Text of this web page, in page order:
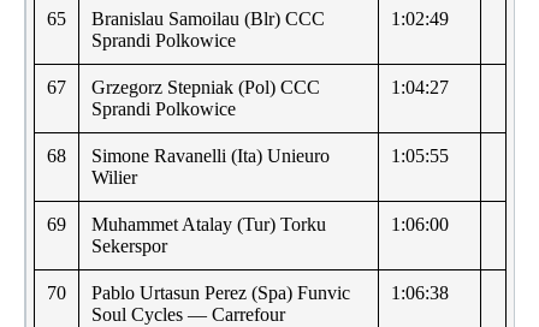
65
Branislau Samoilau (Blr) CCC
Sprandi Polkowice
1:02:49
67
Grzegorz Stepniak (Pol) CCC
Sprandi Polkowice
1:04:27
68
Simone Ravanelli (Ita) Unieuro
Wilier
1:05:55
69
Muhammet Atalay (Tur) Torku
Sekerspor
1:06:00
70
Pablo Urtasun Perez (Spa) Funvic
Soul Cycles — Carrefour
1:06:38